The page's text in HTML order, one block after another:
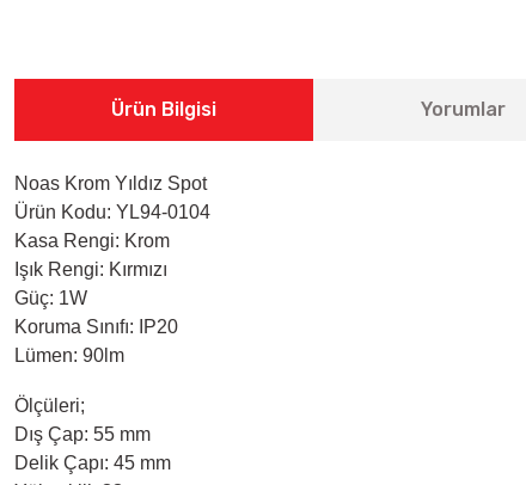
Ürün Bilgisi Yorumlar
Noas Krom Yıldız Spot
Ürün Kodu: YL94-0104
Kasa Rengi: Krom
Işık Rengi: Kırmızı
Güç: 1W
Koruma Sınıfı: IP20
Lümen: 90lm
Ölçüleri;
Dış Çap: 55 mm
Delik Çapı: 45 mm